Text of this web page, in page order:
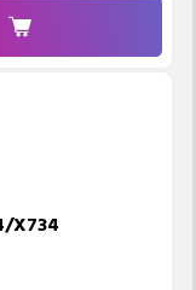
X734